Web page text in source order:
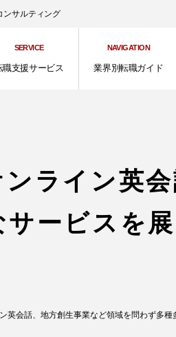
ンサルティング
SERVICE
職支援サービス
NAVIGATION
業界別転職ガイド
ライン英
ービスを
英会話、地方創生事業など領域を問わず多